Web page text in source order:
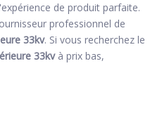
de produit parfaite.
professionnel de
33kv. Si vous recherchez le
33kvà prix bas,